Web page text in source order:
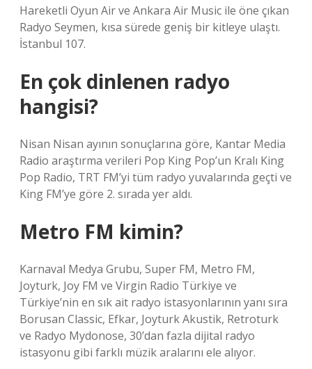
Hareketli Oyun Air ve Ankara Air Music ile öne çıkan
Radyo Seymen, kısa sürede geniş bir kitleye ulaştı.
İstanbul 107.
En çok dinlenen radyo
hangisi?
Nisan Nisan ayının sonuçlarına göre, Kantar Media
Radio araştırma verileri Pop King Pop’un Kralı King
Pop Radio, TRT FM’yi tüm radyo yuvalarında geçti ve
King FM’ye göre 2. sırada yer aldı.
Metro FM kimin?
Karnaval Medya Grubu, Super FM, Metro FM,
Joyturk, Joy FM ve Virgin Radio Türkiye ve
Türkiye’nin en sık ait radyo istasyonlarının yanı sıra
Borusan Classic, Efkar, Joyturk Akustik, Retroturk
ve Radyo Mydonose, 30’dan fazla dijital radyo
istasyonu gibi farklı müzik aralarını ele alıyor.